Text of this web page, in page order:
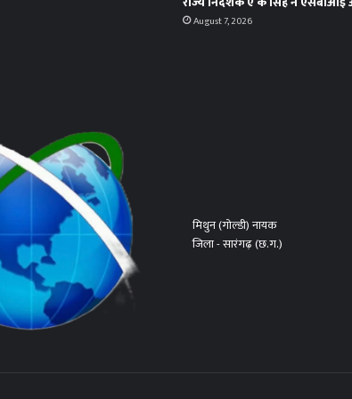
August 7, 2026
मिथुन (गोल्डी) नायक
जिला - सारंगढ़ (छ.ग.)